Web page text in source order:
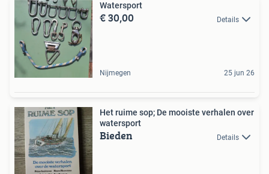
Watersport
€ 30,00 Details
Nijmegen 25 jun 26
Het ruime sop; De mooiste verhalen over
watersport
Bieden Details